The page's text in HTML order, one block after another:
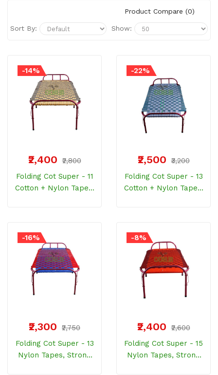
Product Compare (0)
Sort By: Show:
-14%
₹2,400 ₹2,800
Folding Cot Super - 11
Cotton + Nylon Tapes,
-22%
₹2,500 ₹3,200
Folding Cot Super - 13
Cotton + Nylon Tapes,
-16%
₹2,300
₹2,750
Folding Cot Super - 13
Nylon Tapes, Strong
-8%
₹2,400 ₹2,600
Folding Cot Super - 15
Nylon Tapes, Strong